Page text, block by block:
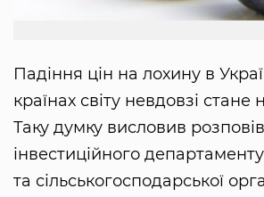
Падіння цін на лохину в
країнах світу невдовзі
Таку думку висловив
інвестиційного
та сільськогосподарської